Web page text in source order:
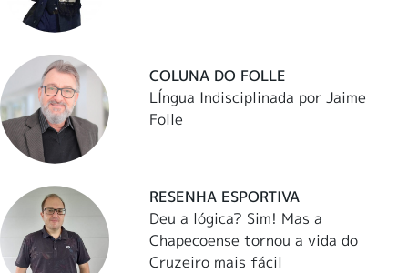
COLUNA DO FOLLE
LÍngua Indisciplinada por Jaime
Folle
RESENHA ESPORTIVA
Deu a lógica? Sim! Mas a
Chapecoense tornou a vida do
Cruzeiro mais fácil